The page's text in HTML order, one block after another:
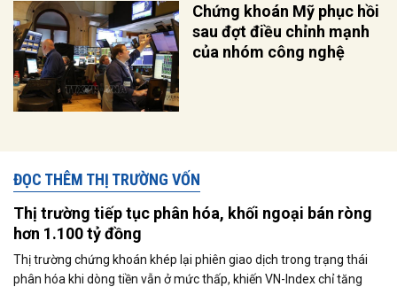
Chứng khoán Mỹ phục hồi
sau đợt điều chỉnh mạnh
của nhóm công nghệ
ĐỌC THÊM THỊ TRƯỜNG VỐN
Thị trường tiếp tục phân hóa, khối ngoại bán ròng
hơn 1.100 tỷ đồng
Thị trường chứng khoán khép lại phiên giao dịch trong trạng thái
phân hóa khi dòng tiền vẫn ở mức thấp, khiến VN-Index chỉ tăng